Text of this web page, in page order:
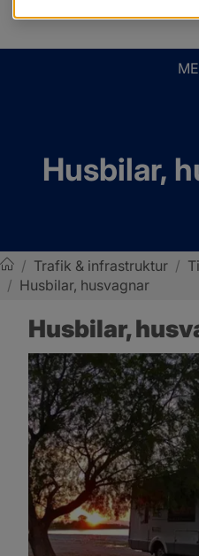
Husbilar,
Sotenäs kommun
/ Trafik & infrastruktur /
/ Husbilar, husvagnar
Husbilar,